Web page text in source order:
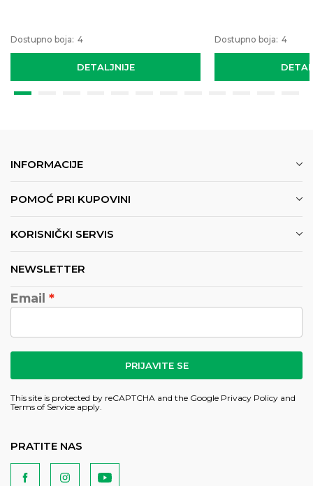
DETALJNIJE
Dostupno boja: 4 Dostupno boja: 4
INFORMACIJE
POMOĆ PRI KUPOVINI
KORISNIČKI SERVIS
NEWSLETTER
Email
PRIJAVITE SE
This site is protected by reCAPTCHA and the Google Privacy Policy and
Terms of Service apply.
PRATITE NAS